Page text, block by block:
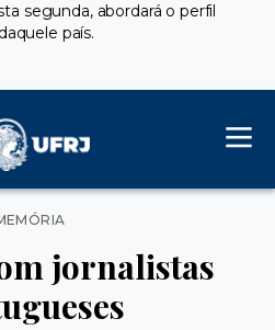
segunda, abordará o perfil
país.
Categorias
jornalistas